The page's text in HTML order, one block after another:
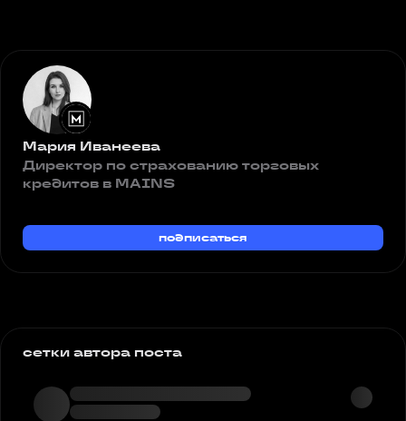
Мария Иванеева
Директор по страхованию торговых
кредитов в MAINS
подписаться
сетки автора поста